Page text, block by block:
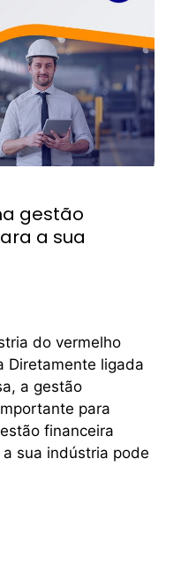
gestão
a sua
do vermelho
Diretamente ligada
a gestão
para
financeira
sua indústria pode